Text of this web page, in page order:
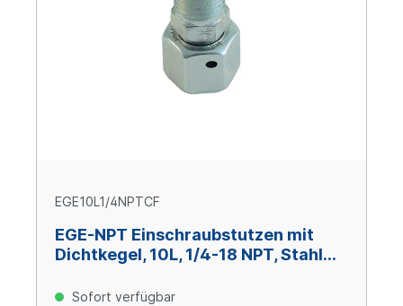
EGE10L1/4NPTCF
EGE-NPT Einschraubstutzen mit
Dichtkegel, 10L, 1/4-18 NPT, Stahl
Sofort verfügbar